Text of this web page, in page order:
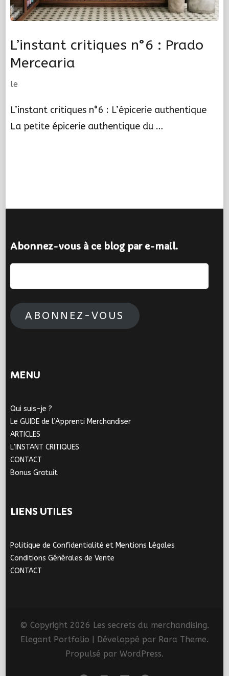
L’instant critiques n°6 : Prado
Mercearia
le
L’instant critiques n°6 : L’épicerie authentique
La petite épicerie authentique du …
Abonnez-vous à ce blog par e-mail.
e-
mail :
ABONNEZ-VOUS
MENU
Qui suis-je ?
Le GUIDE de l’Apprenti Merchandiser
ARTICLES
L’INSTANT CRITIQUES
CONTACT
Bonus Gratuit
LIENS UTILES
Politique de Confidentialité et Mentions Légales
Conditions Générales de Vente
CONTACT
© Copyright 2026 Les secrets du merchandising.
Elegant Portfolio | Développé par Rara Theme.
Propulsé par WordPress.